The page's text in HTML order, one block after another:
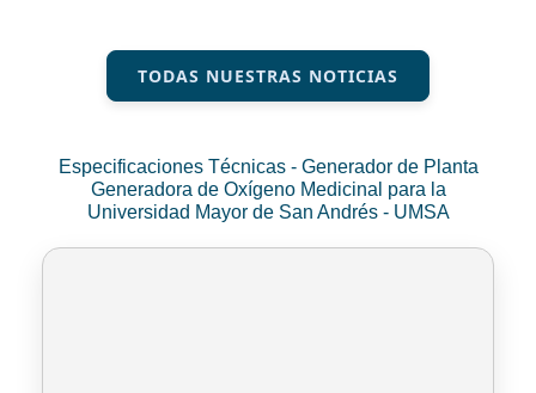
TODAS NUESTRAS NOTICIAS
Especificaciones Técnicas - Generador de Planta
Generadora de Oxígeno Medicinal para la
Universidad Mayor de San Andrés - UMSA